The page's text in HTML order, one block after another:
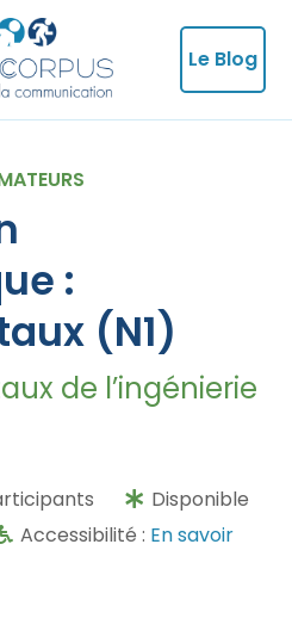
Le Blog
:
(N1)
de l’ingénierie
Disponible
Accessibilité : En savoir